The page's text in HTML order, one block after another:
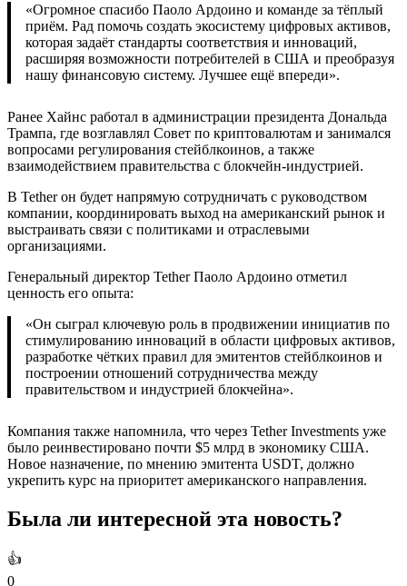
«Огромное спасибо Паоло Ардоино и команде за тёплый
приём. Рад помочь создать экосистему цифровых активов,
которая задаёт стандарты соответствия и инноваций,
расширяя возможности потребителей в США и преобразуя
нашу финансовую систему. Лучшее ещё впереди».
Ранее Хайнс работал в администрации президента Дональда
Трампа, где возглавлял Совет по криптовалютам и занимался
вопросами регулирования стейблкоинов, а также
взаимодействием правительства с блокчейн-индустрией.
В Tether он будет напрямую сотрудничать с руководством
компании, координировать выход на американский рынок и
выстраивать связи с политиками и отраслевыми
организациями.
Генеральный директор Tether Паоло Ардоино отметил
ценность его опыта:
«Он сыграл ключевую роль в продвижении инициатив по
стимулированию инноваций в области цифровых активов,
разработке чётких правил для эмитентов стейблкоинов и
построении отношений сотрудничества между
правительством и индустрией блокчейна».
Компания также напомнила, что через Tether Investments уже
было реинвестировано почти $5 млрд в экономику США.
Новое назначение, по мнению эмитента USDT, должно
укрепить курс на приоритет американского направления.
Была ли интересной эта новость?
👍
0